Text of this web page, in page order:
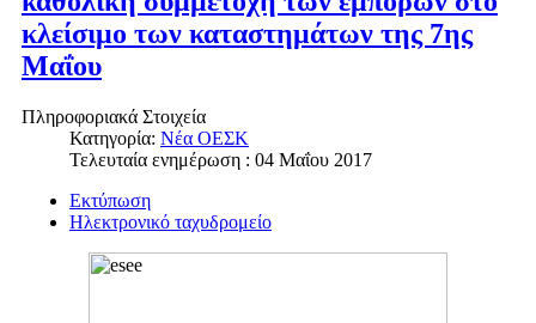
κλείσιμο των καταστημάτων της 7ης
Μαΐου
Πληροφοριακά Στοιχεία
Κατηγορία: Νέα ΟΕΣΚ
Τελευταία ενημέρωση : 04 Μαΐου 2017
Εκτύπωση
Ηλεκτρονικό ταχυδρομείο